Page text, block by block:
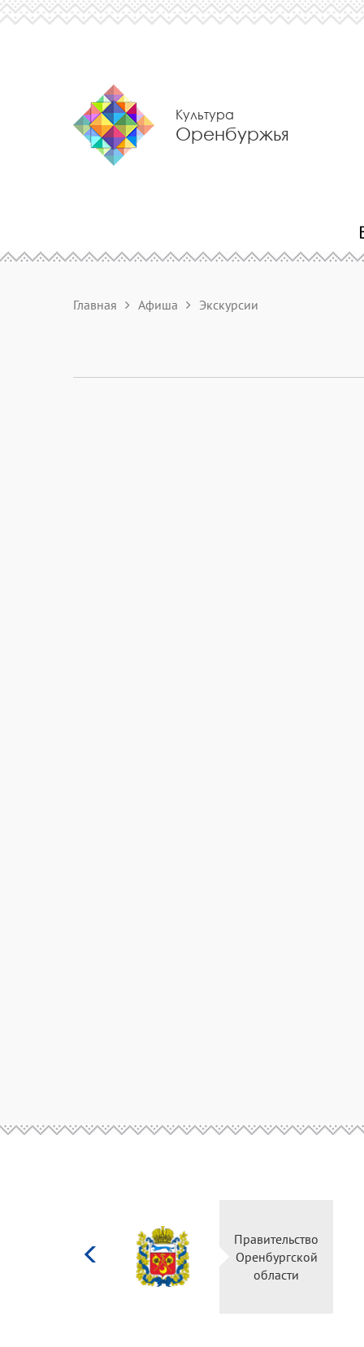
Культура
Оренбуржья
Главная Афиша Экскурсии
Министерство
культуры
Российской
федерации